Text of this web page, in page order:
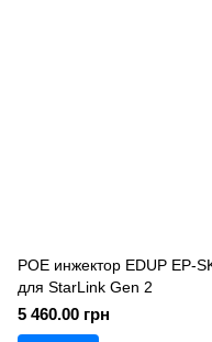
POE инжектор EDUP EP-
для StarLink Gen 2
5 460.00 грн